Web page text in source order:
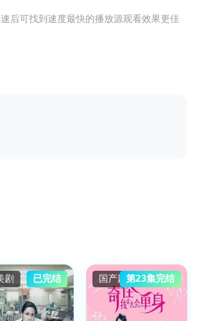
后可找到速度最快的播放源观看效果更佳
剧 已完结 国产剧第23集完结